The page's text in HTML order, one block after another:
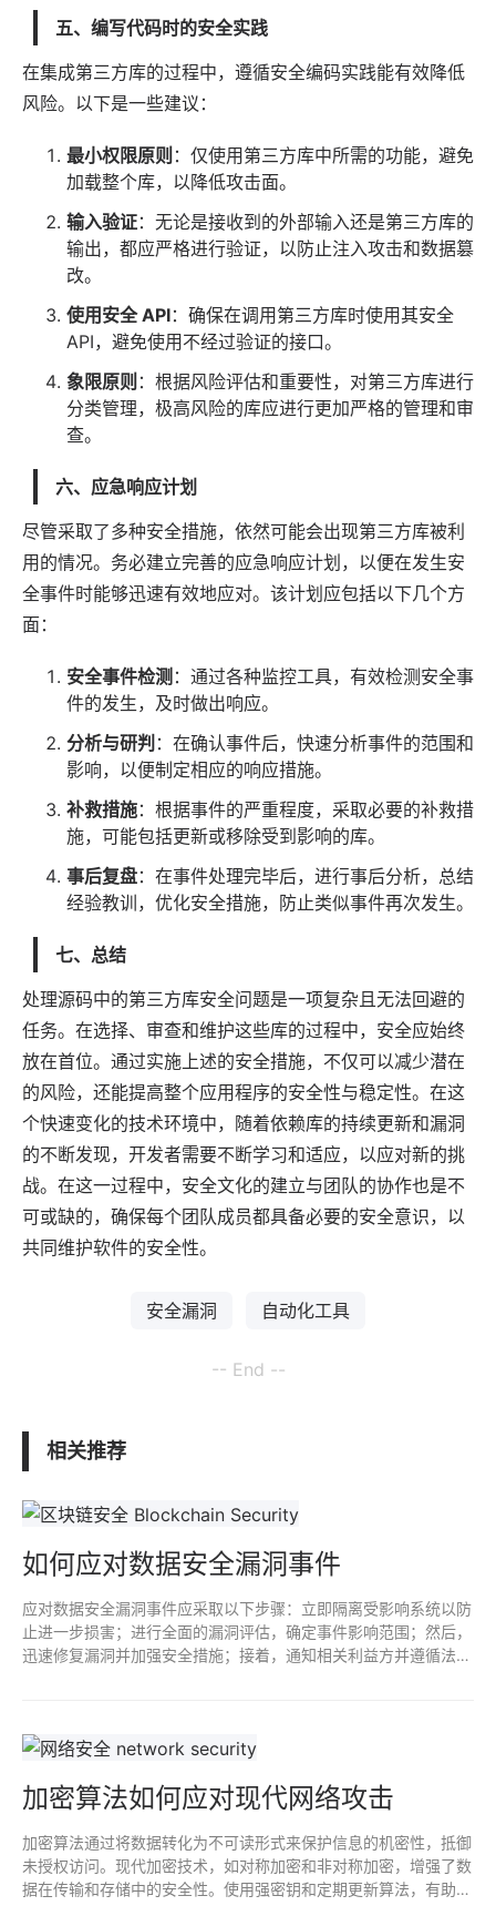
五、编写代码时的安全实践
在集成第三方库的过程中，遵循安全编码实践能有效降低
风险。以下是一些建议：
最小权限原则 ：仅使用第三方库中所需的功能，避免
加载整个库，以降低攻击面。
输入验证：无论是接收到的外部输入还是第三方库的
输出，都应严格进行验证，以防止注入攻击和数据篡
改。
使用安全 API：确保在调用第三方库时使用其安全
API，避免使用不经过验证的接口。
象限原则 ：根据风险评估和重要性，对第三方库进行
分类管理，极高风险的库应进行更加严格的管理和审
查。
六、应急响应计划
尽管采取了多种安全措施，依然可能会出现第三方库被利
用的情况。务必建立完善的应急响应计划，以便在发生安
全事件时能够迅速有效地应对。该计划应包括以下几个方
面：
安全事件检测 ：通过各种监控工具，有效检测安全事
件的发生，及时做出响应。
分析与研判 ：在确认事件后，快速分析事件的范围和
影响，以便制定相应的响应措施。
补救措施：根据事件的严重程度，采取必要的补救措
施，可能包括更新或移除受到影响的库。
事后复盘：在事件处理完毕后，进行事后分析，总结
经验教训，优化安全措施，防止类似事件再次发生。
七、总结
处理源码中的第三方库安全问题是一项复杂且无法回避的
任务。在选择、审查和维护这些库的过程中，安全应始终
放在首位。通过实施上述的安全措施，不仅可以减少潜在
的风险，还能提高整个应用程序的安全性与稳定性。在这
个快速变化的技术环境中，随着依赖库的持续更新和漏洞
的不断发现，开发者需要不断学习和适应，以应对新的挑
战。在这一过程中，安全文化的建立与团队的协作也是不
可或缺的，确保每个团队成员都具备必要的安全意识，以
共同维护软件的安全性。
安全漏洞 自动化工具
-- End --
相关推荐
如何应对数据安全漏洞事件
应对数据安全漏洞事件应采取以下步骤：立即隔离受影响系统以防
止进一步损害；进行全面的漏洞评估，确定事件影响范围；然后，
迅速修复漏洞并加强安全措施；接着，通知相关利益方并遵循法律
加密算法如何应对现代网络攻击
加密算法通过将数据转化为不可读形式来保护信息的机密性，抵御
未授权访问。现代加密技术，如对称加密和非对称加密，增强了数
据在传输和存储中的安全性。使用强密钥和定期更新算法，有助于